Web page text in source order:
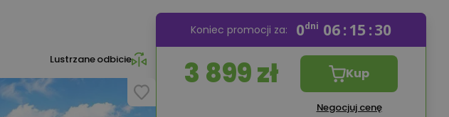
Lustrzane odbicie
Koniec promocji za: 0dni 06 15 29
3 899 zł Kup
Negocjuj cenę